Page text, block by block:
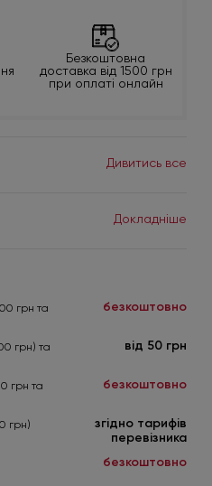
Безкоштовна
доставка від 1500 грн
при оплаті онлайн
Дивитись все
Докладніше
грн та
безкоштовно
грн) та
від 50 грн
грн та
безкоштовно
грн)
згідно тарифів
перевізника
безкоштовно